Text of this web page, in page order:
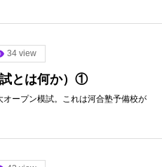
34 view
とは何か）①
オープン模試。これは河合塾予備校が